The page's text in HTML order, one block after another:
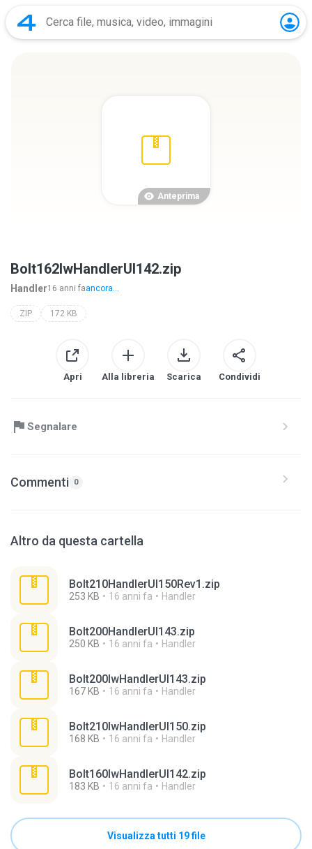
Anteprima
Bolt162lwHandlerUI142.zip
Handler16 anni faancora...
ZIP 172 KB
Apri Alla libreria Scarica Condividi
Segnalare
Commenti 0
Altro da questa cartella
Bolt210HandlerUI150Rev1.zip
253 KB 16 anni fa Handler
Bolt200HandlerUI143.zip
250 KB 16 anni fa Handler
Bolt200lwHandlerUI143.zip
167 KB 16 anni fa Handler
Bolt210lwHandlerUI150.zip
168 KB 16 anni fa Handler
Bolt160lwHandlerUI142.zip
183 KB 16 anni fa Handler
Visualizza tutti 19 file